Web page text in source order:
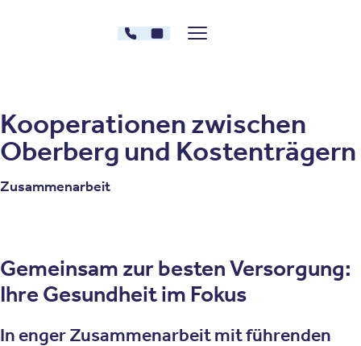
030 - 26478607
Kontakt
Menü zeigen/verstecken
Kooperationen zwischen
Oberberg und Kostenträgern
Zusammenarbeit
Gemeinsam zur besten Versorgung:
Ihre Gesundheit im Fokus
In enger Zusammenarbeit mit führenden